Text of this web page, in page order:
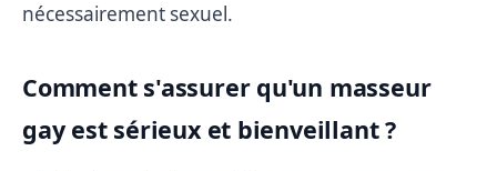
nécessairement sexuel.
Comment s'assurer qu'un masseur
gay est sérieux et bienveillant ?